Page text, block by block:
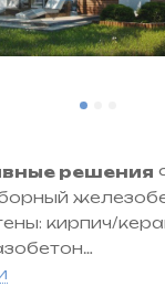
решения
кирпич/